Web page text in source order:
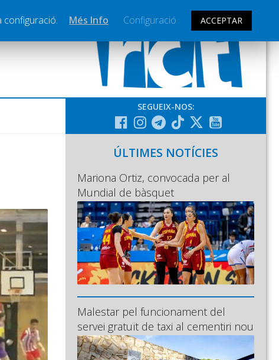
SEGUEIX-NOS:
ÚLTIMES NOTÍCIES
Mariona Ortiz, convocada per al
Mundial de bàsquet
Malestar pel funcionament del
servei gratuït de taxi al cementiri nou
configuració. Més Info Configuració ACCEPTAR